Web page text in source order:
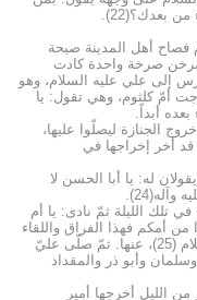
بعدك؟(22).
فصاح أهل المدينة صيحة
صرخة واحدة كادت
إلى علي عليه السلام، وهو
أمّ كلثوم، وهي تقول: يا
أبداً.
الجنازة ليصلّوا عليها،
قد أخر إخراجها في
له: يا أبا الحسن لا
تلك الليلة ثمّ نادى: يا أم
أمكم فهذا الفراق واللقاء
الجنّة، وبعد قليل نحاهم أمير المؤمنين عليه السلام (25)، عنها. ثمّ صلّى عليّ
وأبو ذر والمقداد
الليل أخرجها أمير